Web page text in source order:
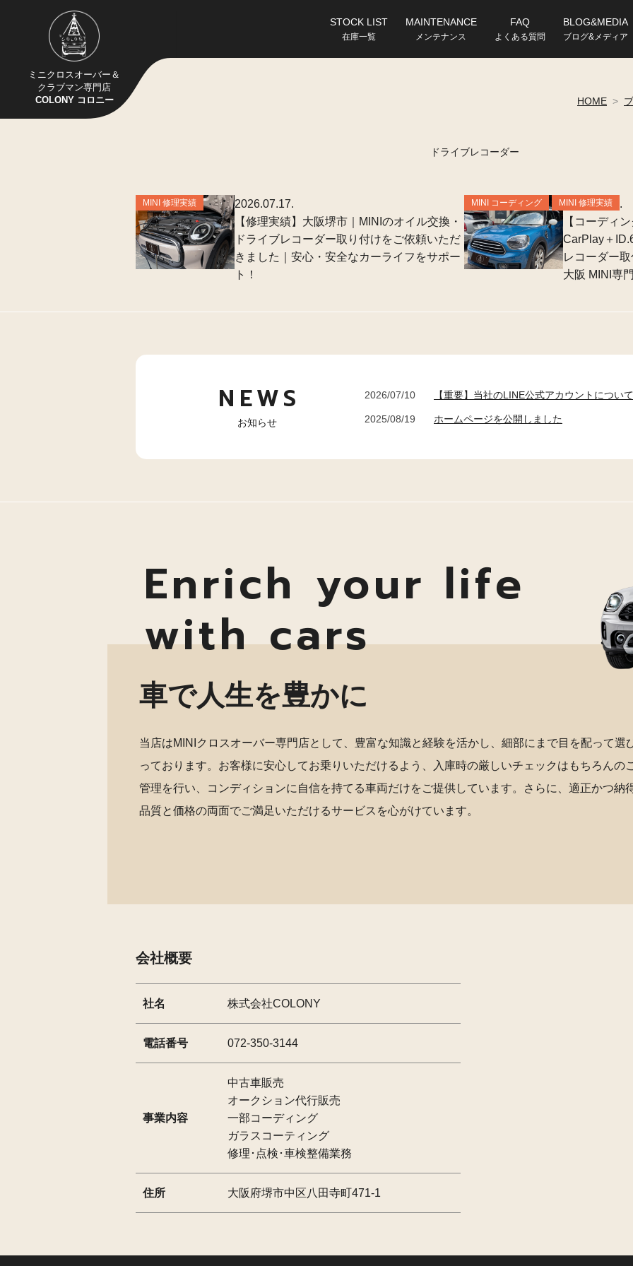
ミニクロスオーバー＆
クラブマン専門店
COLONY コロニー
STOCK LIST
在庫一覧
MAINTENANCE
メンテナンス
FAQ
よくある質問
BLOG&MEDIA
ブログ&メディア
HOME >
ドライブレコーダー
MINI 修理実績
2026.07.17.
【修理実績】大阪堺市｜MINIのオイル交換・
ドライブレコーダー取り付けをご依頼いただ
きました｜安心・安全なカーライフをサポー
ト！
MINI コーディング MINI 修理実績
2026.06.26.
【コーディ
CarPlay＋
レコーダー
大阪 MINI専
NEWS
お知らせ
2026/07/10 【重要】当社のLINE公式アカウントについて
2025/08/19 ホームページを公開しました
Enrich your life
with cars
車で人生を豊かに
当店はMINIクロスオーバー専門店として、豊富な知識と経験を活かし、細部にまで目を配って選
っております。お客様に安心してお乗りいただけるよう、入庫時の厳しいチェックはもちろんの
管理を行い、コンディションに自信を持てる車両だけをご提供しています。さらに、適正かつ納
品質と価格の両面でご満足いただけるサービスを心がけています。
会社概要
社名 株式会社COLONY
電話番号 072-350-3144
事業内容
中古車販売
オークション代行販売
一部コーディング
ガラスコーティング
修理･点検･車検整備業務
住所 大阪府堺市中区八田寺町471-1